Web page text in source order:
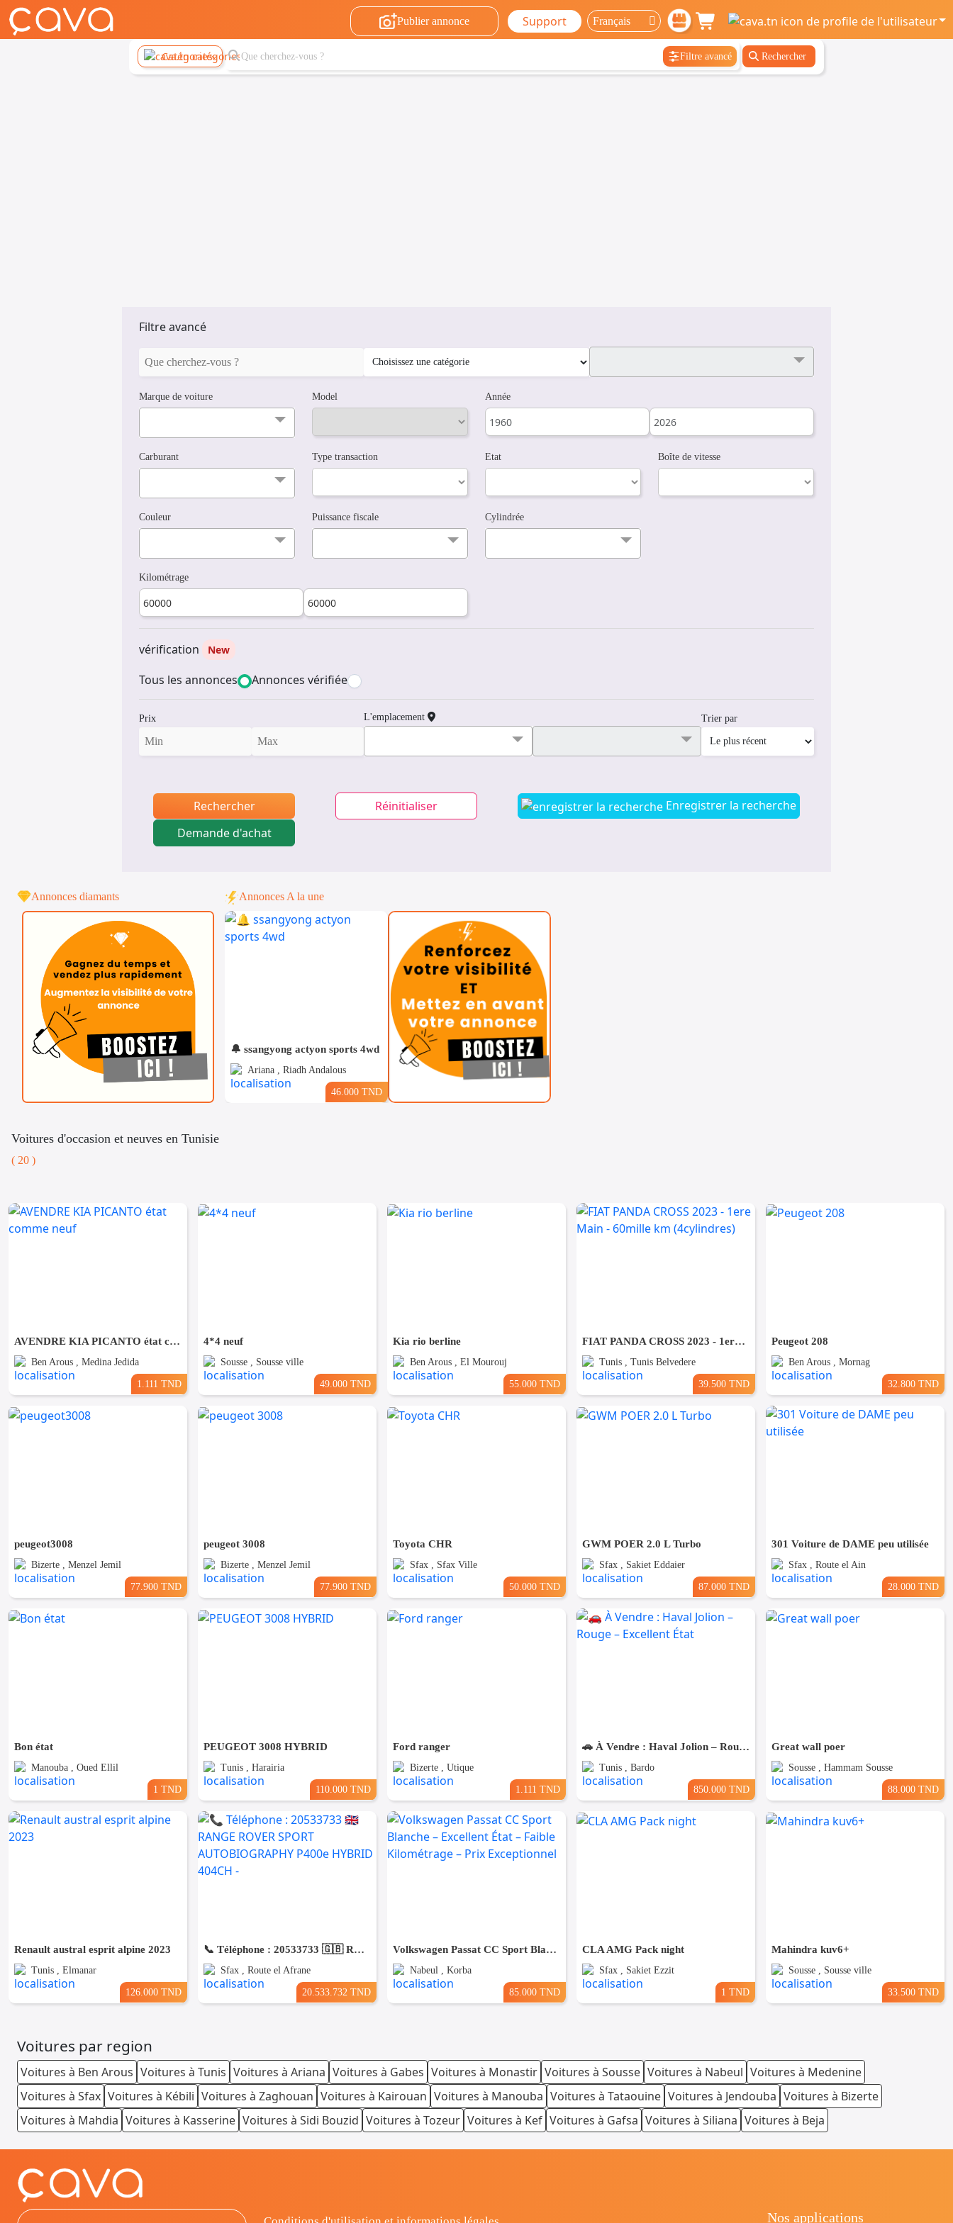
Publier annonce Support
Catégories Filtre avancé Rechercher
Filtre avancé
Marque de voiture Model Année
Carburant Type transaction Etat Boîte de vitesse
Couleur Puissance fiscale Cylindrée
Kilométrage
vérification New
Tous les annonces Annonces vérifiée
Prix L'emplacement Trier par
Rechercher Réinitialiser
Enregistrer la recherche
Demande d'achat
Annonces diamants Annonces A la une
🔔 ssangyong actyon sports 4wd
Ariana , Riadh Andalous
46.000 TND
Voitures d'occasion et neuves en Tunisie
( 20 )
AVENDRE KIA PICANTO état comme neuf
Ben Arous , Medina Jedida
1.111 TND
4*4 neuf
Sousse , Sousse ville
49.000 TND
Kia rio berline
Ben Arous , El Mourouj
55.000 TND
FIAT PANDA CROSS 2023 - 1ere Main - 60mille km (4cylindres)
Tunis , Tunis Belvedere
39.500 TND
Peugeot 208
Ben Arous , Mornag
32.800 TND
peugeot3008
Bizerte , Menzel Jemil
77.900 TND
peugeot 3008
Bizerte , Menzel Jemil
77.900 TND
Toyota CHR
Sfax , Sfax Ville
50.000 TND
GWM POER 2.0 L Turbo
Sfax , Sakiet Eddaier
87.000 TND
301 Voiture de DAME peu utilisée
Sfax , Route el Ain
28.000 TND
Bon état
Manouba , Oued Ellil
1 TND
PEUGEOT 3008 HYBRID
Tunis , Harairia
110.000 TND
Ford ranger
Bizerte , Utique
1.111 TND
🚗 À Vendre : Haval Jolion – Rouge – Excellent État
Tunis , Bardo
850.000 TND
Great wall poer
Sousse , Hammam Sousse
88.000 TND
Renault austral esprit alpine 2023
Tunis , Elmanar
126.000 TND
📞 Téléphone : 20533733 🇬🇧 RANGE ROVER SPORT AUTOBIOGRAPHY P400e HYBRID 404CH -
Sfax , Route el Afrane
20.533.732 TND
Volkswagen Passat CC Sport Blanche – Excellent État – Faible Kilométrage – Prix Exceptionnel
Nabeul , Korba
85.000 TND
CLA AMG Pack night
Sfax , Sakiet Ezzit
1 TND
Mahindra kuv6+
Sousse , Sousse ville
33.500 TND
Voitures par region
Voitures à Ben Arous Voitures à Tunis Voitures à Ariana Voitures à Gabes Voitures à Monastir Voitures à Sousse Voitures à Nabeul Voitures à Medenine
Voitures à Sfax Voitures à Kébili Voitures à Zaghouan Voitures à Kairouan Voitures à Manouba Voitures à Tataouine Voitures à Jendouba Voitures à Bizerte
Voitures à Mahdia Voitures à Kasserine Voitures à Sidi Bouzid Voitures à Tozeur Voitures à Kef Voitures à Gafsa Voitures à Siliana Voitures à Beja
Nos applications